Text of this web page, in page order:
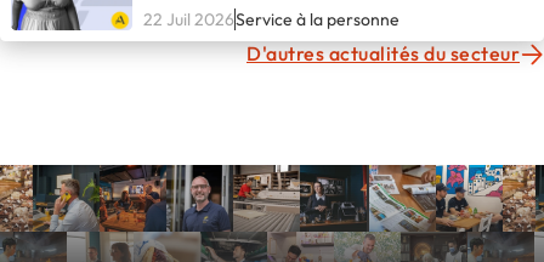
22 Juil 2026Service à la personne
D'autres actualités du secteur